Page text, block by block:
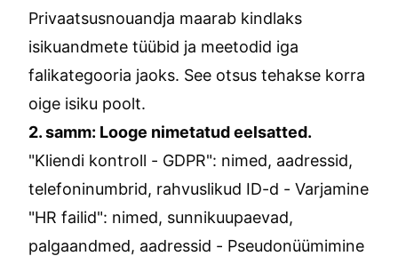
Privaatsusnouandja maarab kindlaks
isikuandmete tüübid ja meetodid iga
falikategooria jaoks. See otsus tehakse korra
oige isiku poolt.
2. samm: Looge nimetatud eelsatted.
"Kliendi kontroll - GDPR": nimed, aadressid,
telefoninumbrid, rahvuslikud ID-d - Varjamine
"HR failid": nimed, sunnikuupaevad,
palgaandmed, aadressid - Pseudonüümimine